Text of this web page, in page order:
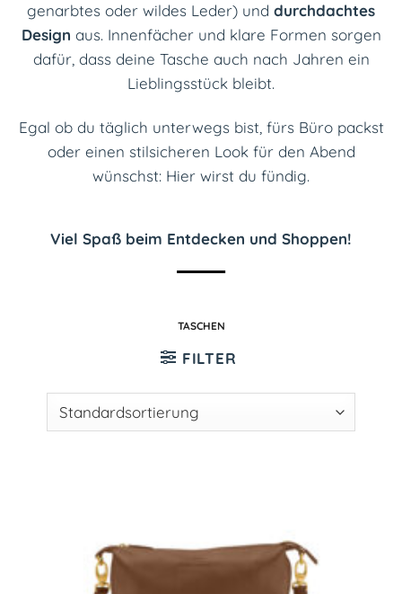
genarbtes oder wildes Leder) und durchdachtes
Design aus. Innenfächer und klare Formen sorgen
dafür, dass deine Tasche auch nach Jahren ein
Lieblingsstück bleibt.
Egal ob du täglich unterwegs bist, fürs Büro packst
oder einen stilsicheren Look für den Abend
wünschst: Hier wirst du fündig.
Viel Spaß beim Entdecken und Shoppen!
TASCHEN
FILTER